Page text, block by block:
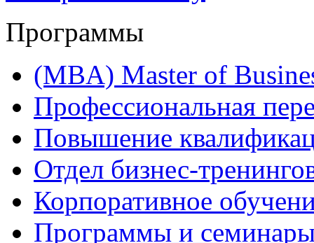
Программы
(MBA) Master of
Профессиональная
Повышение
Отдел бизнес-
Корпоративное
Программы и